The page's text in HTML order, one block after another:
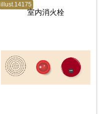
illust.14175
室内消火栓